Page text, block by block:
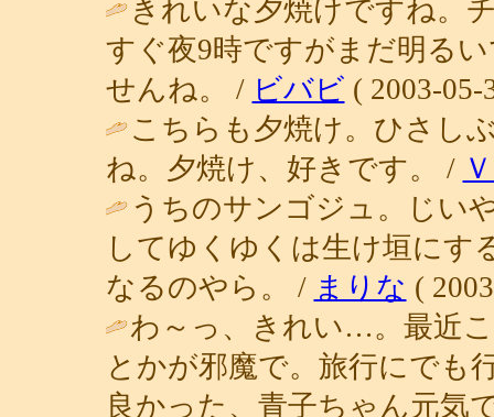
きれいな夕焼けですね。
すぐ夜9時ですがまだ明る
せんね。 / ビバビ ( 2003-05-
こちらも夕焼け。ひさし
ね。夕焼け、好きです。 /
うちのサンゴジュ。じい
してゆくゆくは生け垣に
なるのやら。 / まりな (
わ～っ、きれい…。最近
とかが邪魔で。旅行にで
良かった、青子ちゃん元気